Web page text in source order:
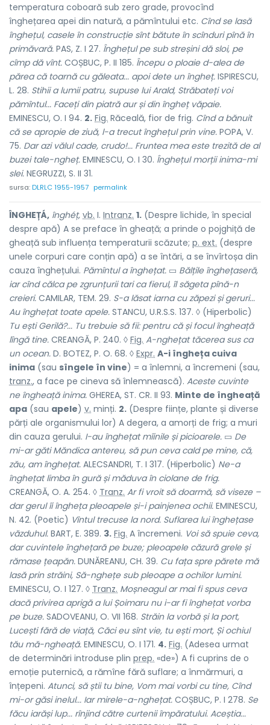
temperatura coboară sub zero grade, provocînd
înghețarea apei din natură, a pămîntului etc. Cînd se lasă
înghețul, casele în construcție sînt bătute în scînduri pînă în
primăvară. PAS, Z. I 27. Înghețul pe sub streșini dă sloi, pe
cîmp dă vînt. COȘBUC, P. II 185. Începu o ploaie d-alea de
părea că toarnă cu găleata... apoi dete un îngheț. ISPIRESCU,
L. 28. Stihii a lumii patru, supuse lui Arald, Străbateți voi
pămîntul... Faceți din piatră aur și din îngheț văpaie.
EMINESCU, O. I 94. 2. Fig. Răceală, fior de frig. Cînd a bănuit
că se apropie de ziuă, l-a trecut înghețul prin vine. POPA, V.
75. Dar azi vălul cade, crudo!... Fruntea mea este trezită de al
buzei tale-ngheț. EMINESCU, O. I 30. Înghețul morții inima-mi
slei. NEGRUZZI, S. II 31.
sursa:DLRLC 1955-1957 permalink
ÎNGHEȚÁ, înghéț, vb. I. Intranz. 1. (Despre lichide, în special
despre apă) A se preface în gheață; a prinde o pojghiță de
gheață sub influența temperaturii scăzute; p. ext. (despre
unele corpuri care conțin apă) a se întări, a se învîrtoșa din
cauza înghețului. Pămîntul a înghețat. ▭ Bălțile înghețaseră,
iar cînd călca pe zgrunțurii tari ca fierul, îl săgeta pînă-n
creieri. CAMILAR, TEM. 29. S-a lăsat iarna cu zăpezi și geruri...
Au înghețat toate apele. STANCU, U.R.S.S. 137. ◊ (Hiperbolic)
Tu ești Gerilă?... Tu trebuie să fii: pentru că și focul îngheață
lîngă tine. CREANGĂ, P. 240. ◊ Fig. A-nghețat tăcerea sus ca
un ocean. D. BOTEZ, P. O. 68. ◊ Expr. A-i îngheța cuiva
inima (sau sîngele în vine) = a înlemni, a încremeni (sau,
tranz., a face pe cineva să înlemnească). Aceste cuvinte
ne îngheață inima. GHEREA, ST. CR. II 93. Minte de îngheață
apa (sau apele) v. minți. 2. (Despre ființe, plante și diverse
părți ale organismului lor) A degera, a amorți de frig; a muri
din cauza gerului. I-au înghețat mîinile și picioarele. ▭ De
mi-ar găti Măndica antereu, să pun ceva cald pe mine, că,
zău, am înghețat. ALECSANDRI, T. I 317. (Hiperbolic) Ne-a
înghețat limba în gură și măduva în ciolane de frig.
CREANGĂ, O. A. 254. ◊ Tranz. Ar fi vroit să doarmă, să viseze –
dar gerul îi îngheța pleoapele și-i painjenea ochii. EMINESCU,
N. 42. (Poetic) Vîntul trecuse la nord. Suflarea lui înghețase
văzduhul. BART, E. 389. 3. Fig. A încremeni. Voi să spuie ceva,
dar cuvintele înghețară pe buze; pleoapele căzură grele și
rămase țeapăn. DUNĂREANU, CH. 39. Cu fața spre părete mă
lasă prin străini, Să-nghețe sub pleoape a ochilor lumini.
EMINESCU, O. I 127. ◊ Tranz. Moșneagul ar mai fi spus ceva
dacă privirea aprigă a lui Șoimaru nu i-ar fi înghețat vorba
pe buze. SADOVEANU, O. VII 168. Străin la vorbă și la port,
Lucești fără de viață, Căci eu sînt vie, tu ești mort, Și ochiul
tău mă-ngheață. EMINESCU, O. I 171. 4. Fig. (Adesea urmat
de determinări introduse plin prep. «de») A fi cuprins de o
emoție puternică, a rămîne fără suflare; a înmărmuri, a
înțepeni. Atunci, să știi tu bine, Vom mai vorbi cu tine, Cînd
mi-or găsi inelul... Iar mirele-a-nghețat. COȘBUC, P. I 278. Se
făcu iarăși lup... rînjind către curtenii împăratului. Aceștia...